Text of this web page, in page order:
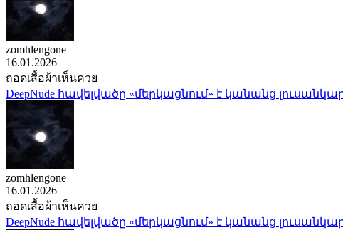
zomhlengone
16.01.2026
ถอดเสื้อผ้าเห็นควย
DeepNude հավելվածը «մերկացնում» է կանանց
zomhlengone
16.01.2026
ถอดเสื้อผ้าเห็นควย
DeepNude հավելվածը «մերկացնում» է կանանց